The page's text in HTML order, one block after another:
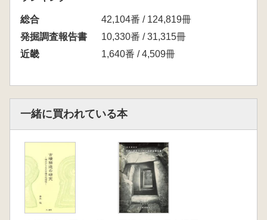
総合
42,104番 / 124,819冊
発掘調査報告書
10,330番 / 31,315冊
近畿
1,640番 / 4,509冊
一緒に買われている本